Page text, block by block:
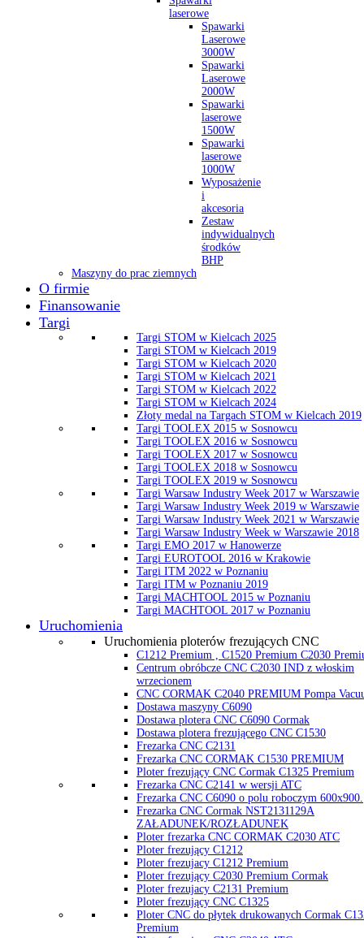
laserowe
Spawarki
Laserowe
3000W
Spawarki
Laserowe
2000W
Spawarki
laserowe
1500W
Spawarki
laserowe
1000W
Wyposażenie
i
akcesoria
Zestaw
indywidualnych
środków
BHP
Maszyny do prac ziemnych
O firmie
Finansowanie
Targi
Targi STOM w Kielcach 2025
Targi STOM w Kielcach 2019
Targi STOM w Kielcach 2020
Targi STOM w Kielcach 2021
Targi STOM w Kielcach 2022
Targi STOM w Kielcach 2024
Złoty medal na Targach STOM w Kielcach 2019
Targi TOOLEX 2015 w Sosnowcu
Targi TOOLEX 2016 w Sosnowcu
Targi TOOLEX 2017 w Sosnowcu
Targi TOOLEX 2018 w Sosnowcu
Targi TOOLEX 2019 w Sosnowcu
Targi Warsaw Industry Week 2017 w Warszawie
Targi Warsaw Industry Week 2019 w Warszawie
Targi Warsaw Industry Week 2021 w Warszawie
Targi Warsaw Industry Week w Warszawie 2018
Targi EMO 2017 w Hanowerze
Targi EUROTOOL 2016 w Krakowie
Targi ITM 2022 w Poznaniu
Targi ITM w Poznaniu 2019
Targi MACHTOOL 2015 w Poznaniu
Targi MACHTOOL 2017 w Poznaniu
Uruchomienia
Uruchomienia ploterów frezujących CNC
C1212 Premium , C1520 Premium C2030
Centrum obróbcze CNC C2030 IND z włoskim
wrzecionem
CNC CORMAK C2040 PREMIUM Pompa
Dostawa maszyny C6090
Dostawa plotera CNC C6090 Cormak
Dostawa plotera frezującego CNC C1530
Frezarka CNC C2131
Frezarka CNC CORMAK C1530 PREMIUM
Ploter frezujący CNC Cormak C1325 Premium
Frezarka CNC C2141 w wersji ATC
Frezarka CNC C6090 o polu roboczym 600x900.
Frezarka CNC Cormak NST2131129A
ZAŁADUNEK/ROZŁADUNEK
Ploter frezarka CNC CORMAK C2030 ATC
Ploter frezujący C1212
Ploter frezujacy C1212 Premium
Ploter frezujący C2030 Premium Cormak
Ploter frezujacy C2131 Premium
Ploter frezujący CNC C1325
Ploter CNC do płytek drukowanych Cormak
Premium